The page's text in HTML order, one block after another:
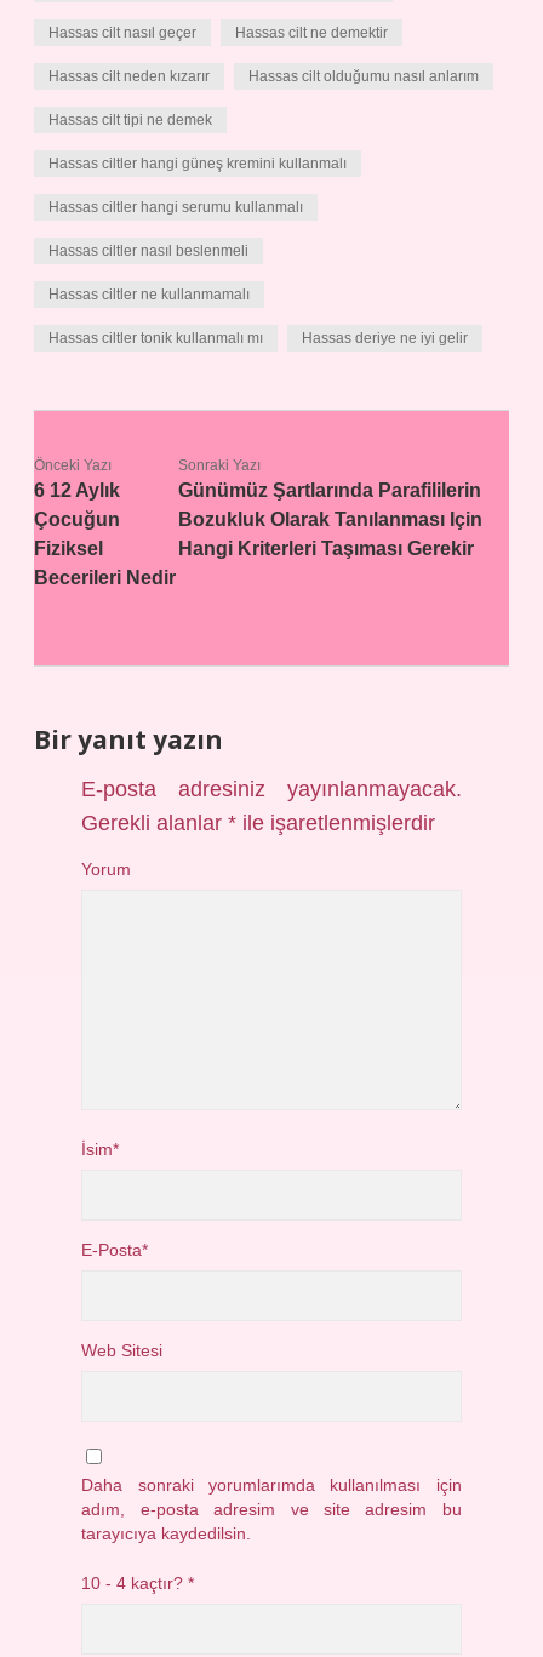
Hassas cilt nasıl geçer Hassas cilt ne demektir
Hassas cilt neden kızarır Hassas cilt olduğumu nasıl anlarım
Hassas cilt tipi ne demek
Hassas ciltler hangi güneş kremini kullanmalı
Hassas ciltler hangi serumu kullanmalı
Hassas ciltler nasıl beslenmeli
Hassas ciltler ne kullanmamalı
Hassas ciltler tonik kullanmalı mı Hassas deriye ne iyi gelir
Önceki Yazı
6 12 Aylık
Çocuğun
Fiziksel
Becerileri Nedir
Sonraki Yazı
Günümüz Şartlarında Parafililerin
Bozukluk Olarak Tanılanması Için
Hangi Kriterleri Taşıması Gerekir
Bir yanıt yazın
E-posta adresiniz yayınlanmayacak.
Gerekli alanlar* ile işaretlenmişlerdir
Yorum
İsim*
E-Posta*
Web Sitesi
Daha sonraki yorumlarımda kullanılması için
adım, e-posta adresim ve site adresim bu
tarayıcıya kaydedilsin.
10 - 4 kaçtır?*